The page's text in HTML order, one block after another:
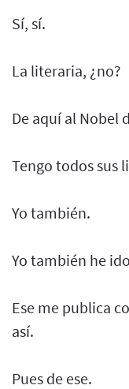
Sí, sí.
La literaria, ¿no?
De aquí al Nobel
Tengo todos sus
Yo también.
Yo también he
Ese me publica
así.
Pues de ese.